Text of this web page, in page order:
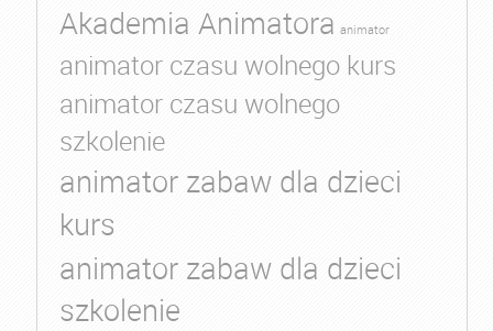
Akademia Animatora animator
animator czasu wolnego kurs
animator czasu wolnego
szkolenie
animator zabaw dla dzieci
kurs
animator zabaw dla dzieci
szkolenie